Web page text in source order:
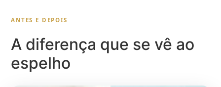
ANTES E DEPOIS
A diferença que se vê ao
espelho